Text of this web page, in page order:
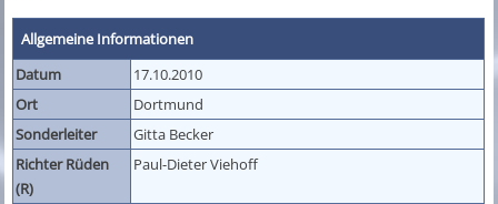
Allgemeine Informationen
Datum
17.10.2010
Ort
Dortmund
Sonderleiter
Gitta Becker
Richter Rüden
(R)
Paul-Dieter Viehoff